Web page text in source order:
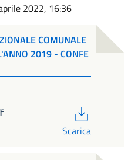
2022, 16:36
COMUNALE
2019 - CONFE
Scarica